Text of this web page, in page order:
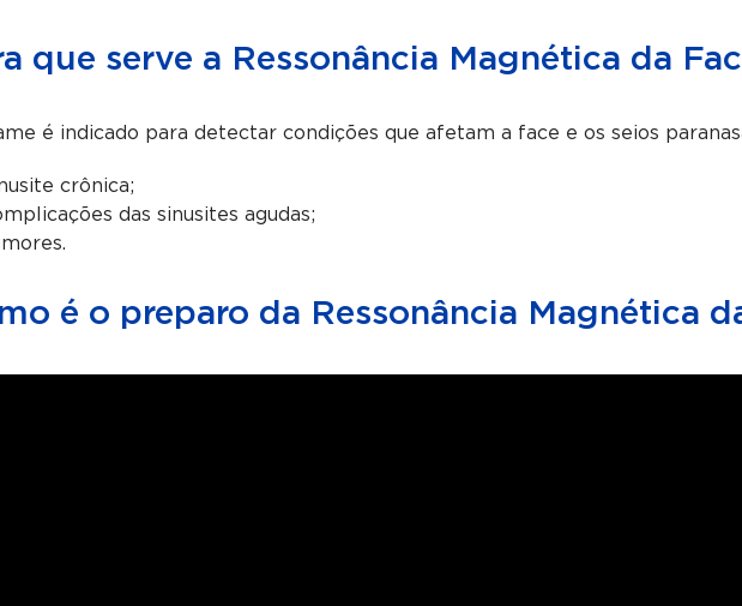
que serve a Ressonância Magnética da
é indicado para detectar condições que afetam a face e os seios
crônica;
das sinusites agudas;
é o preparo da Ressonância Magnética